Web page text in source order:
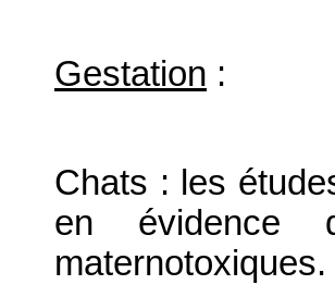
Gestation :
Chats : les
en évidence
maternotoxiques.